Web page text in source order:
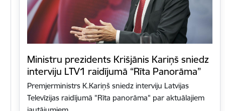
Ministru prezidents Krišjānis Kariņš sniedz
interviju LTV1 raidījumā “Rīta Panorāma”
Premjerministrs K.Kariņš sniedz interviju Latvijas
Televīzijas raidījumā "Rīta panorāma" par aktuālajiem